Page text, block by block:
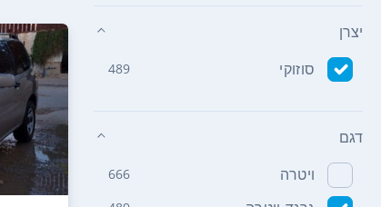
יצרן
סוזוקי 489
דגם
ויטרה 666